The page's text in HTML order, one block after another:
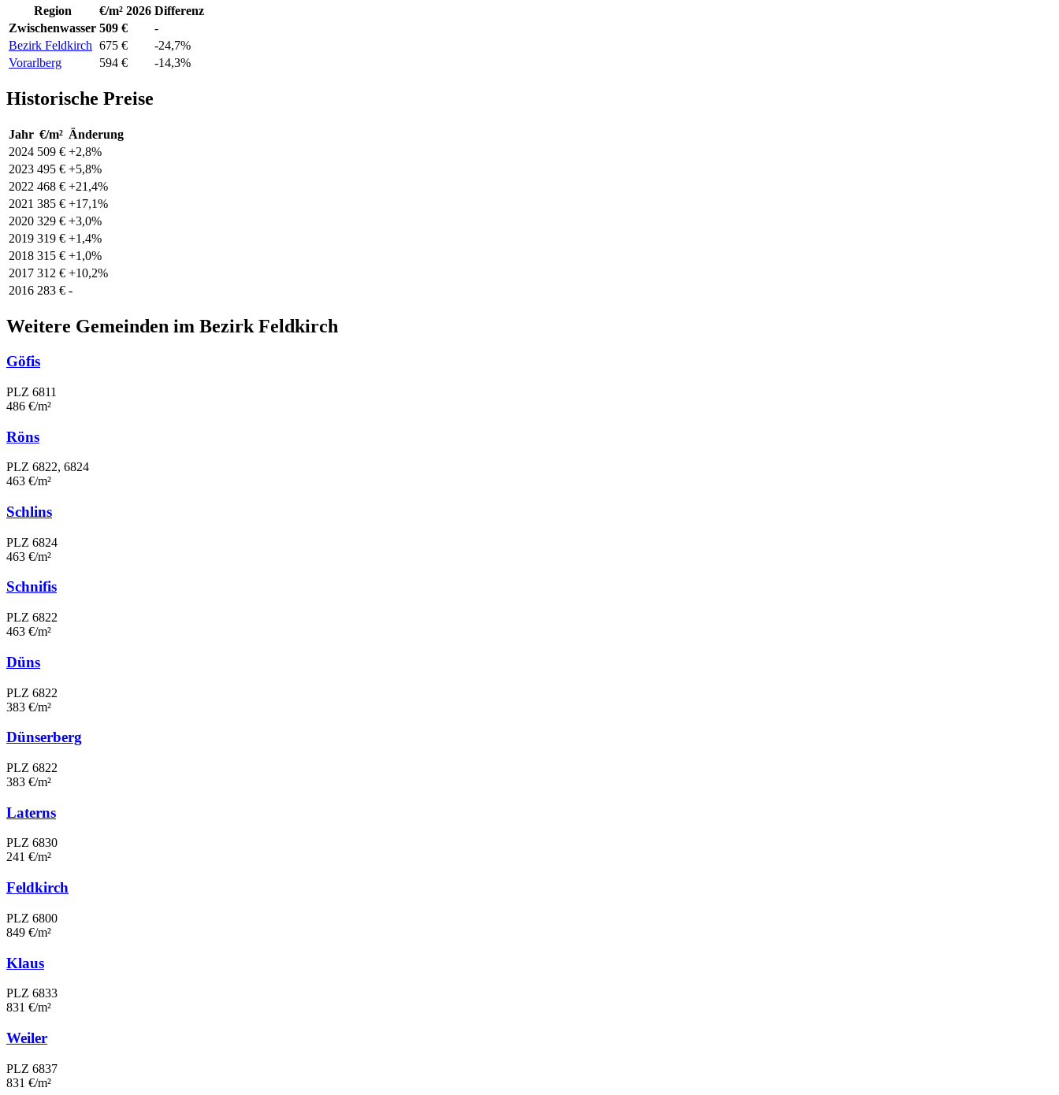
Region €/m² 2026 Differenz
Zwischenwasser 509 €
-
Bezirk Feldkirch 675 €
-24,7%
Vorarlberg
594 € -14,3%
Historische Preise
Jahr €/m² Änderung
2024 509 € +2,8%
2023 495 € +5,8%
2022 468 € +21,4%
2021 385 € +17,1%
2020 329 € +3,0%
2019 319 € +1,4%
2018 315 € +1,0%
2017 312 € +10,2%
2016 283 € -
Weitere Gemeinden im Bezirk Feldkirch
Göfis
PLZ 6811
486 €/m²
Röns
PLZ 6822, 6824
463 €/m²
Schlins
PLZ 6824
463 €/m²
Schnifis
PLZ 6822
463 €/m²
Düns
PLZ 6822
383 €/m²
Dünserberg
PLZ 6822
383 €/m²
Laterns
PLZ 6830
241 €/m²
Feldkirch
PLZ 6800
849 €/m²
Klaus
PLZ 6833
831 €/m²
Weiler
PLZ 6837
831 €/m²